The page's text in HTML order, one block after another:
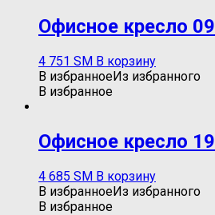
Офисное кресло 09
4 751 ЅМ В корзину
В избранноеИз избранного
В избранное
Oфисное кресло 19
4 685 ЅМ В корзину
В избранноеИз избранного
В избранное